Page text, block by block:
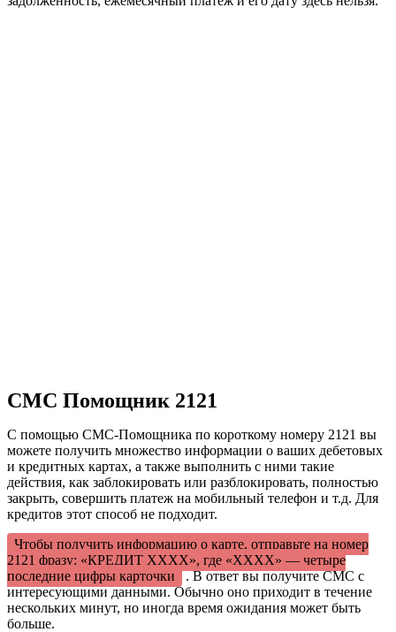
СМС Помощник 2121
С помощью СМС-Помощника по короткому номеру 2121 вы
можете получить множество информации о ваших дебетовых
и кредитных картах, а также выполнить с ними такие
действия, как заблокировать или разблокировать, полностью
закрыть, совершить платеж на мобильный телефон и т.д. Для
кредитов этот способ не подходит.
Чтобы получить информацию о карте, отправьте на номер
2121 фразу: «КРЕДИТ ХХХХ», где «ХХХХ» — четыре
последние цифры карточки . В ответ вы получите СМС с
интересующими данными. Обычно оно приходит в течение
нескольких минут, но иногда время ожидания может быть
больше.